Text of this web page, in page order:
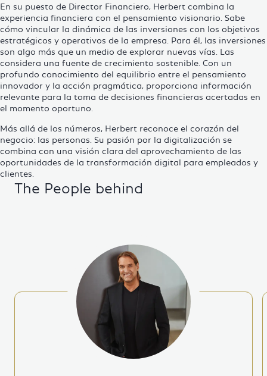
En su puesto de Director Financiero, Herbert combina la
experiencia financiera con el pensamiento visionario. Sabe
cómo vincular la dinámica de las inversiones con los objetivos
estratégicos y operativos de la empresa. Para él, las inversiones
son algo más que un medio de explorar nuevas vías. Las
considera una fuente de crecimiento sostenible. Con un
profundo conocimiento del equilibrio entre el pensamiento
innovador y la acción pragmática, proporciona información
relevante para la toma de decisiones financieras acertadas en
el momento oportuno.
Más allá de los números, Herbert reconoce el corazón del
negocio: las personas. Su pasión por la digitalización se
combina con una visión clara del aprovechamiento de las
oportunidades de la transformación digital para empleados y
clientes.
The People behind